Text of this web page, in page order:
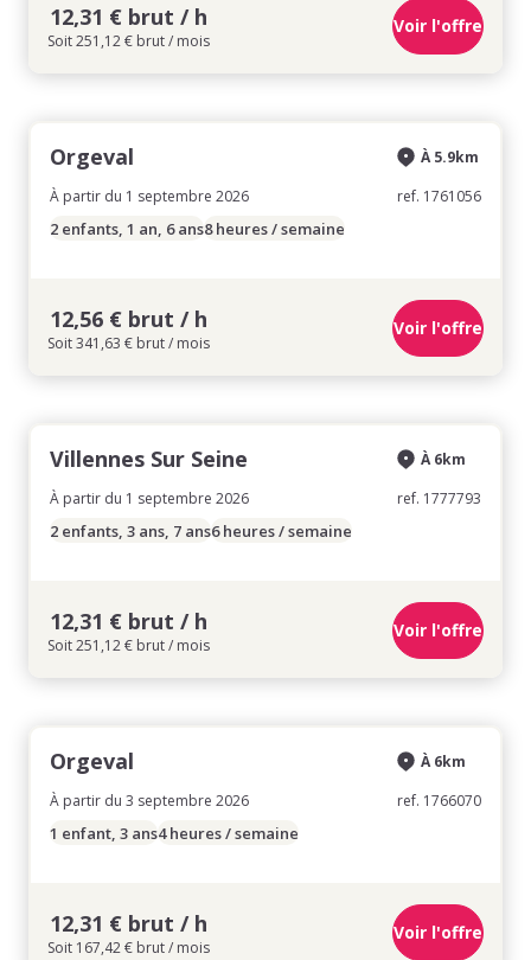
12,31 € brut / h
Soit 251,12 € brut / mois
Voir l'offre
Orgeval
À partir du 1 septembre 2026
À 5.9km
ref. 1761056
2 enfants, 1 an, 6 ans8 heures / semaine
12,56 € brut / h
Soit 341,63 € brut / mois
Voir l'offre
Villennes Sur Seine
À partir du 1 septembre 2026
À 6km
ref. 1777793
2 enfants, 3 ans, 7 ans6 heures / semaine
12,31 € brut / h
Soit 251,12 € brut / mois
Voir l'offre
Orgeval
À partir du 3 septembre 2026
À 6km
ref. 1766070
1 enfant, 3 ans4 heures / semaine
12,31 € brut / h
Soit 167,42 € brut / mois
Voir l'offre